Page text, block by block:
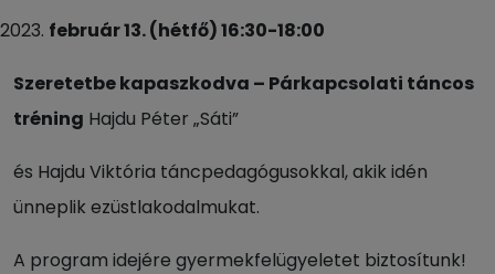
február 13. (hétfő) 16:30-18:00
Szeretetbe kapaszkodva – Párkapcsolati táncos
tréning Hajdu Péter „Sáti”
és Hajdu Viktória táncpedagógusokkal, akik idén
ünneplik ezüstlakodalmukat.
A program idejére gyermekfelügyeletet biztosítunk!